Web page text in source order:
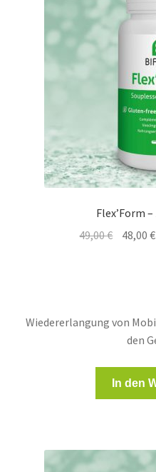
Flex’Form
49,00€ 48,00€
Wiedererlangung von
den
In den